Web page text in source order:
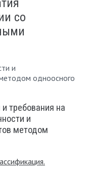
со
и
одноосного
требования на
и
методом